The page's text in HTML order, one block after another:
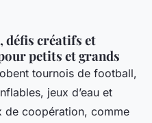
défis créatifs et
petits et grands
tournois de football,
jeux d’eau et
de coopération, comme